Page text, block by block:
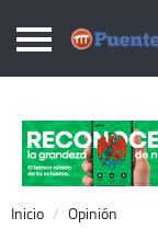
Puentelibre.mx
Local
Nacional
Opinión
Inicio Opinión